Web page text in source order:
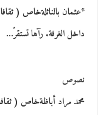
*عثمان بالنائلةخاص (
داخل الغرفة. رآها تستقرّ…
نصوص
محمد مراد أباظةخاص (